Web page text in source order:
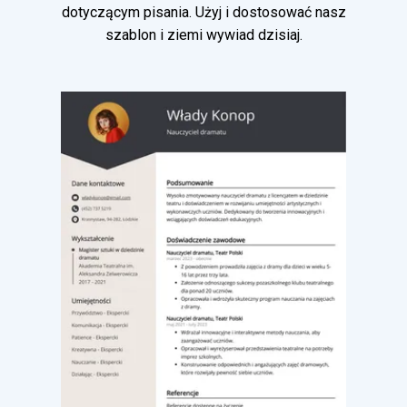
dotyczącym pisania. Użyj i dostosować nasz
szablon i ziemi wywiad dzisiaj.